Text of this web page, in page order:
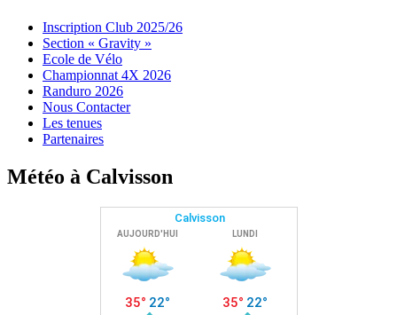
Menu
Widgets
Recherche
Aller
contenu
Inscription Club 2025/26
Section « Gravity »
Ecole de Vélo
Championnat 4X 2026
Randuro 2026
Nous Contacter
Les tenues
Partenaires
Météo à Calvisson